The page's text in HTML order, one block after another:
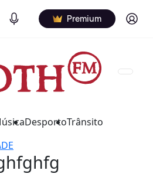
Podcasts Premium Log in
DesportoTrânsito